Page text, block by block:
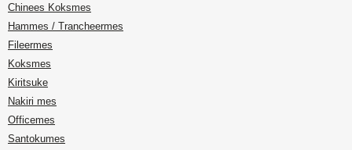
Chinees Koksmes
Hammes / Trancheermes
Fileermes
Koksmes
Kiritsuke
Nakiri mes
Officemes
Santokumes